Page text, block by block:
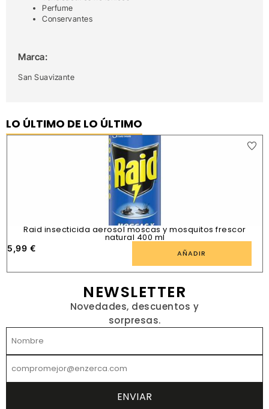
Perfume
Conservantes
Marca:
San Suavizante
LO ÚLTIMO DE LO ÚLTIMO
Raid insecticida aerosol moscas y mosquitos frescor
natural 400 ml
5,99 € AÑADIR
NEWSLETTER
Novedades, descuentos y
sorpresas.